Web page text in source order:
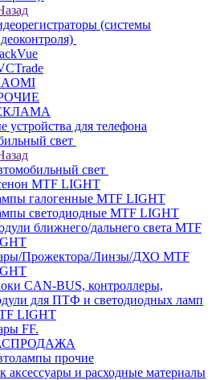
(системы
устройства для телефона
свет
свет
MTF LIGHT
галогенные MTF LIGHT
светодиодные MTF LIGHT
ближнего/дальнего света MTF
Прожектора/Линзы/ДХО MTF
CAN-BUS, контроллеры,
для ПТФ и светодиодных ламп
LIGHT
FF.
прочие
аксессуары и расходные материалы